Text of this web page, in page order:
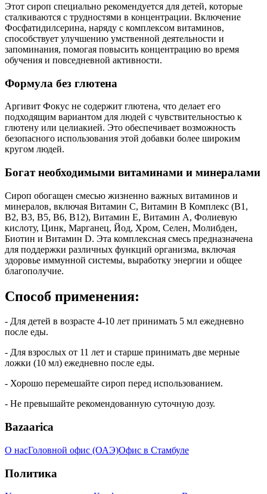
Этот сироп специально рекомендуется для детей, которые
сталкиваются с трудностями в концентрации. Включение
Фосфатидилсерина, наряду с комплексом витаминов,
способствует улучшению умственной деятельности и
запоминания, помогая повысить концентрацию во время
обучения и повседневной активности.
Формула без глютена
Аргивит Фокус не содержит глютена, что делает его
подходящим вариантом для людей с чувствительностью к
глютену или целиакией. Это обеспечивает возможность
безопасного использования этой добавки более широким
кругом людей.
Богат необходимыми витаминами и минералами
Сироп обогащен смесью жизненно важных витаминов и
минералов, включая Витамин C, Витамин B Комплекс (B1,
B2, B3, B5, B6, B12), Витамин E, Витамин A, Фолиевую
кислоту, Цинк, Марганец, Йод, Хром, Селен, Молибден,
Биотин и Витамин D. Эта комплексная смесь предназначена
для поддержки различных функций организма, включая
здоровье иммунной системы, выработку энергии и общее
благополучие.
Способ применения:
- Для детей в возрасте 4-10 лет принимать 5 мл ежедневно
после еды.
- Для взрослых от 11 лет и старше принимать две мерные
ложки (10 мл) ежедневно после еды.
- Хорошо перемешайте сироп перед использованием.
- Не превышайте рекомендованную суточную дозу.
Bazaarica
О насГоловной офис (ОАЭ)Офис в Стамбуле
Политика